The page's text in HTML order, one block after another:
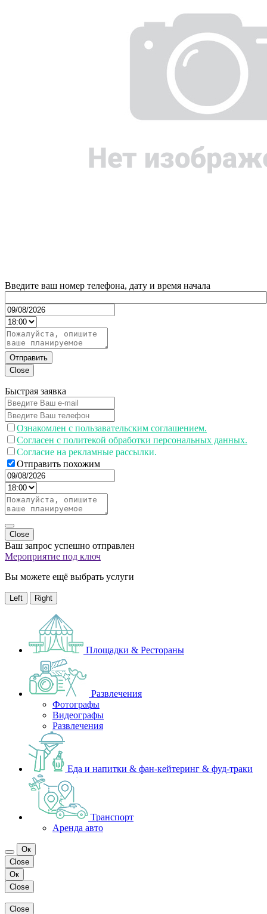
Введите ваш номер телефона, дату и время начала
Отправить
Close
Быстрая заявка
Ознакомлен с пользавательским соглашением.
Согласен с политекой обработки персональных данных.
Согласие на рекламные рассылки.
Отправить похожим
Close
Ваш запрос успешно отправлен
Мероприятие под ключ
Вы можете ещё выбрать услуги
Left Right
Площадки & Рестораны
Развлечения
Фотографы
Видеографы
Развлечения
Еда и напитки & фан-кейтеринг & фуд-траки
Транспорт
Аренда авто
Ок
Close
Ок
Close
Close